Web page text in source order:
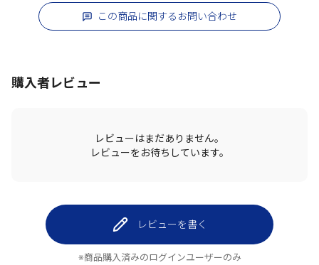
この商品に関するお問い合わせ
購入者レビュー
レビューはまだありません。
レビューをお待ちしています。
レビューを書く
※商品購入済みのログインユーザーのみ